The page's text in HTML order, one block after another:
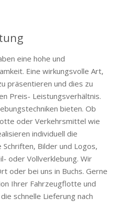
eine hohe und
Eine wirkungsvolle Art,
präsentieren und dies zu
Preis- Leistungsverhältnis.
bieten. Ob
oder Verkehrsmittel wie
individuell die
Schriften, Bilder und Logos,
oder Vollverklebung. Wir
oder bei uns in Buchs. Gerne
Ihrer Fahrzeugflotte und
schnelle Lieferung nach